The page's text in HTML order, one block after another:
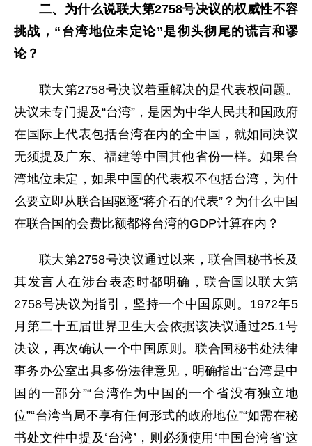
二、为什么说联大第2758号决议的权威性不容
挑战，“台湾地位未定论”是彻头彻尾的谎言和谬
论？
联大第2758号决议着重解决的是代表权问题。
决议未专门提及“台湾”，是因为中华人民共和国政府
在国际上代表包括台湾在内的全中国，就如同决议
无须提及广东、福建等中国其他省份一样。如果台
湾地位未定，如果中国的代表权不包括台湾，为什
么要立即从联合国驱逐“蒋介石的代表”？为什么中国
在联合国的会费比额都将台湾的GDP计算在内？
联大第2758号决议通过以来，联合国秘书长及
其发言人在涉台表态时都明确，联合国以联大第
2758号决议为指引，坚持一个中国原则。1972年5
月第二十五届世界卫生大会依据该决议通过25.1号
决议，再次确认一个中国原则。联合国秘书处法律
事务办公室出具多份法律意见，明确指出“台湾是中
国的一部分”“台湾作为中国的一个省没有独立地
位”“台湾当局不享有任何形式的政府地位”“如需在秘
书处文件中提及‘台湾’，则必须使用‘中国台湾省’这